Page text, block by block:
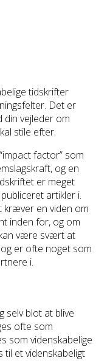
tidskrifter
Det er
din vejleder om
stile efter.
factor” som
og en
er meget
artikler i.
kræver en viden om
inden for, og om
være svært at
er ofte noget som
i.
selv blot at blive
ofte som
som videnskabelige
et videnskabeligt